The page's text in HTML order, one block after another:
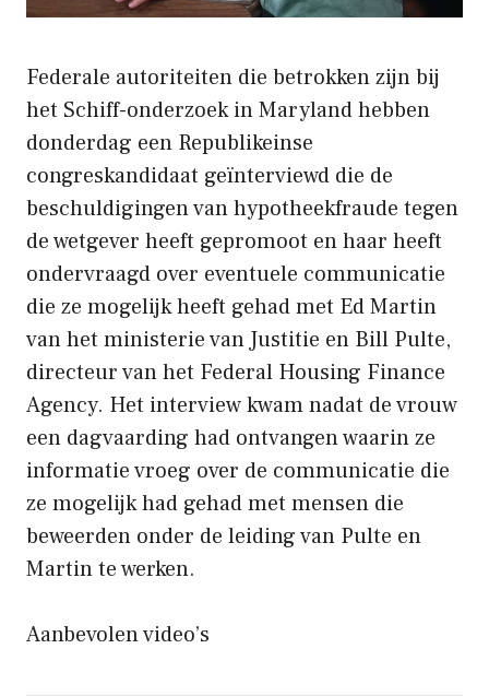
Federale autoriteiten die betrokken zijn bij
het Schiff-onderzoek in Maryland hebben
donderdag een Republikeinse
congreskandidaat geïnterviewd die de
beschuldigingen van hypotheekfraude tegen
de wetgever heeft gepromoot en haar heeft
ondervraagd over eventuele communicatie
die ze mogelijk heeft gehad met Ed Martin
van het ministerie van Justitie en Bill Pulte,
directeur van het Federal Housing Finance
Agency. Het interview kwam nadat de vrouw
een dagvaarding had ontvangen waarin ze
informatie vroeg over de communicatie die
ze mogelijk had gehad met mensen die
beweerden onder de leiding van Pulte en
Martin te werken.
Aanbevolen video’s